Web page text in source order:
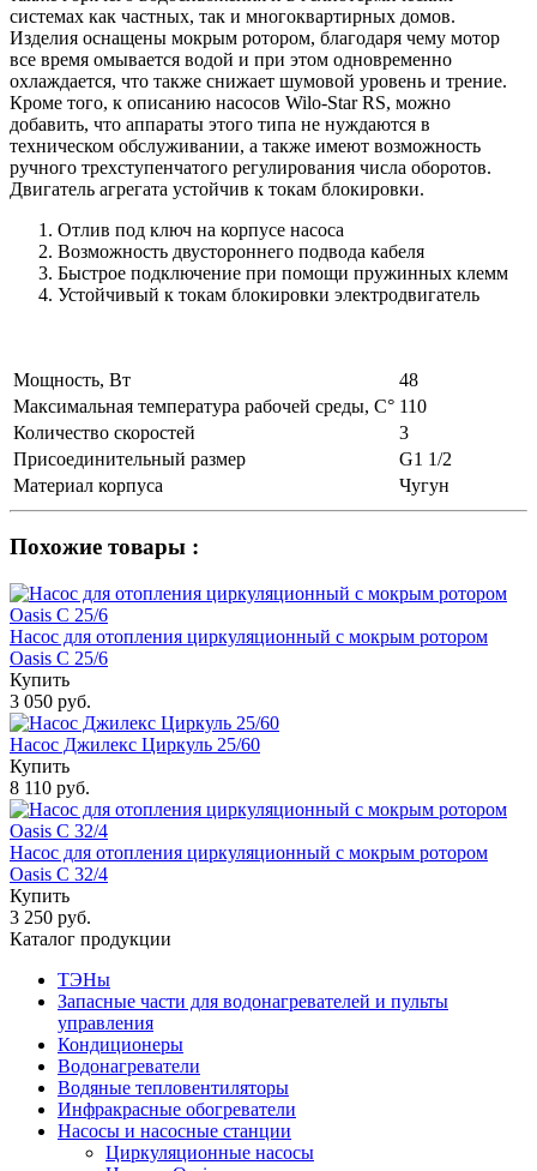
системах как частных, так и многоквартирных домов.
Изделия оснащены мокрым ротором, благодаря чему мотор
все время омывается водой и при этом одновременно
охлаждается, что также снижает шумовой уровень и трение.
Кроме того, к описанию насосов Wilo-Star RS, можно
добавить, что аппараты этого типа не нуждаются в
техническом обслуживании, а также имеют возможность
ручного трехступенчатого регулирования числа оборотов.
Двигатель агрегата устойчив к токам блокировки.
Отлив под ключ на корпусе насоса
Возможность двустороннего подвода кабеля
Быстрое подключение при помощи пружинных клемм
Устойчивый к токам блокировки электродвигатель
Мощность, Вт
48
Максимальная температура рабочей среды, С° 110
Количество скоростей
3
Присоединительный размер
G1 1/2
Материал корпуса
Чугун
Похожие товары :
Насос для отопления циркуляционный с мокрым ротором
Oasis C 25/6
Купить
3 050 руб.
Насос Джилекс Циркуль 25/60
Купить
8 110 руб.
Насос для отопления циркуляционный с мокрым ротором
Oasis C 32/4
Купить
3 250 руб.
Каталог продукции
ТЭНы
Запасные части для водонагревателей и пульты
управления
Кондиционеры
Водонагреватели
Водяные тепловентиляторы
Инфракрасные обогреватели
Насосы и насосные станции
Циркуляционные насосы